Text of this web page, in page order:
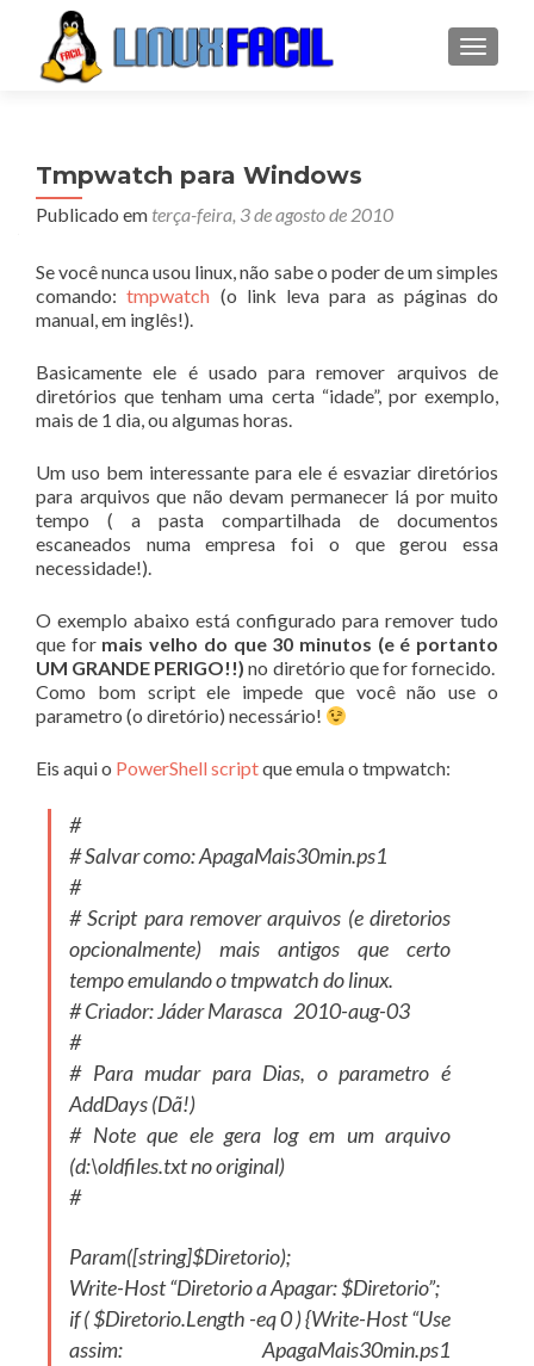
Tmpwatch para Windows
Publicado em terça-feira, 3 de agosto de 2010
Se você nunca usou linux, não sabe o poder de um simples
comando:tmpwatch (o link leva para as páginas do
manual, em inglês!).
Basicamente ele é usado para remover arquivos de
diretórios que tenham uma certa “idade”, por exemplo,
mais de 1 dia, ou algumas horas.
Um uso bem interessante para ele é esvaziar diretórios
para arquivos que não devam permanecer lá por muito
tempo ( a pasta compartilhada de documentos
escaneados numa empresa foi o que gerou essa
necessidade!).
O exemplo abaixo está configurado para remover tudo
que for mais velho do que 30 minutos (e é portanto
UM GRANDE PERIGO!!) no diretório que for fornecido.
Como bom script ele impede que você não use o
parametro (o diretório) necessário!
Eis aqui o PowerShellscriptque emula o tmpwatch:
#
# Salvar como: ApagaMais30min.ps1
#
# Script para remover arquivos (e diretorios
opcionalmente) mais antigos que certo
tempo emulando o tmpwatch do linux.
# Criador: Jáder Marasca 2010-aug-03
#
# Para mudar para Dias, o parametro é
AddDays (Dã!)
# Note que ele gera log em um arquivo
(d:\oldfiles.txt no original)
#
Param([string]$Diretorio);
Write-Host “Diretorio a Apagar: $Diretorio”;
if ( $Diretorio.Length -eq 0 ) {Write-Host “Use
assim: ApagaMais30min.ps1